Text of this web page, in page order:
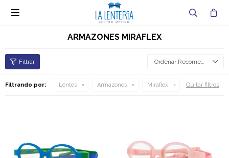

ARMAZONES MIRAFLEX
Recomendados
Filtrando por: Lentes Armazones Miraflex Quitar filtros